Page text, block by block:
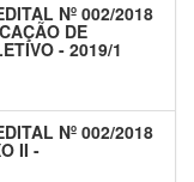
Nº 002/2018
DE
- 2019/1
Nº 002/2018
II -